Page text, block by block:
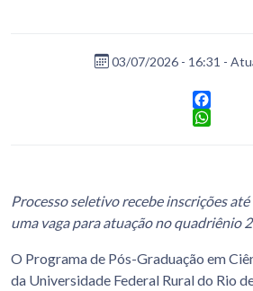
03/07/2026 - 16:31 -
Facebook
Processo seletivo recebe inscrições
uma vaga para atuação no quadriênio
O Programa de Pós-Graduação em
da Universidade Federal Rural do Rio